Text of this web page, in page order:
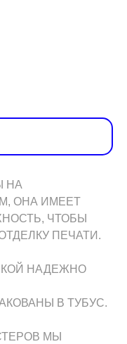
НА
ОНА ИМЕЕТ
ЧТОБЫ
ПЕЧАТИ.
НАДЕЖНО
В ТУБУС.
МЫ